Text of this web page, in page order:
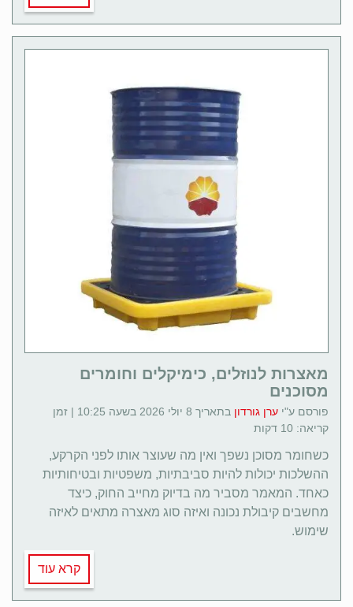
מאצרות לנוזלים, כימיקלים וחומרים
מסוכנים
פורסם ע"י ערן גורדון
בתאריך 8 יולי 2026 בשעה 10:25 | זמן
קריאה: 10 דקות
כשחומר מסוכן נשפך ואין מה שעוצר אותו לפני הקרקע,
ההשלכות יכולות להיות סביבתיות, משפטיות ובטיחותיות
כאחד. המאמר מסביר מה בדיוק מחייב החוק, כיצד
מחשבים קיבולת נכונה ואיזה סוג מאצרה מתאים לאיזה
שימוש.
קרא עוד